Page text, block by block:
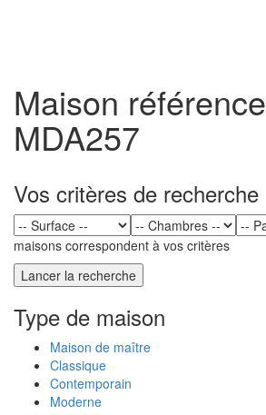
Maison référence
MDA257
Vos critères de recherche
maisons correspondent à vos critères
Type de maison
Maison de maître
Classique
Contemporain
Moderne